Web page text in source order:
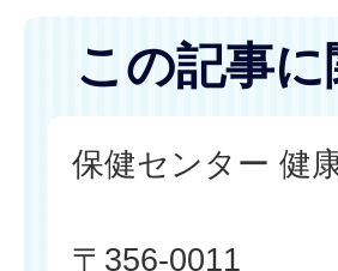
この記事
保健センター 健
〒356-0011